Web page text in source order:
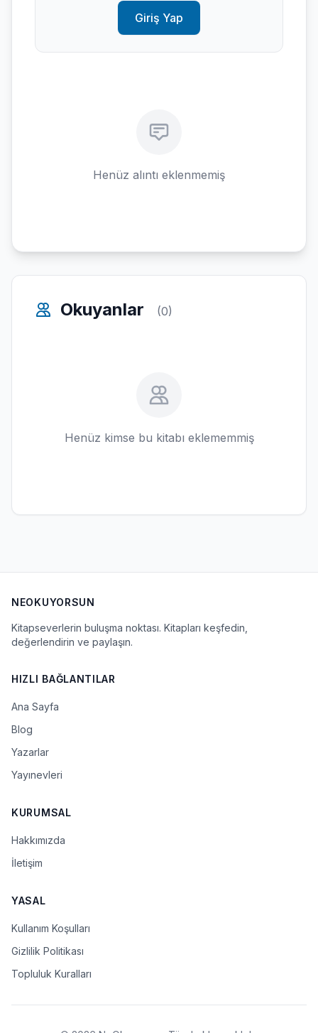
Giriş Yap
Henüz alıntı eklenmemiş
Okuyanlar (0)
Henüz kimse bu kitabı eklememmiş
NEOKUYORSUN
Kitapseverlerin buluşma noktası. Kitapları keşfedin,
değerlendirin ve paylaşın.
HIZLI BAĞLANTILAR
Ana Sayfa
Blog
Yazarlar
Yayınevleri
KURUMSAL
Hakkımızda
İletişim
YASAL
Kullanım Koşulları
Gizlilik Politikası
Topluluk Kuralları